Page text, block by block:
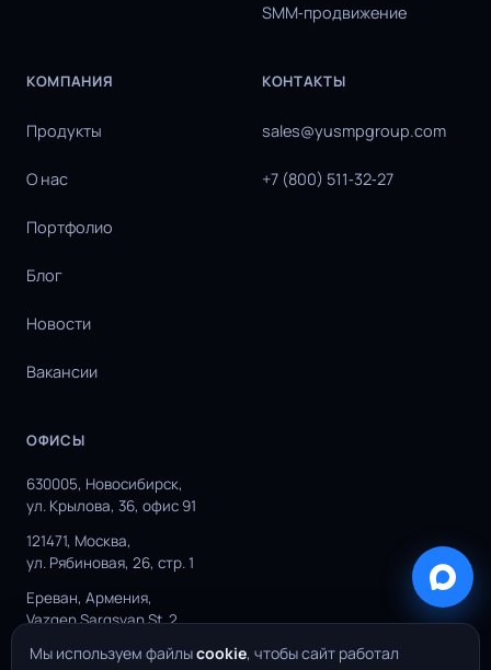
SMM‑продвижение
КОМПАНИЯ
Продукты
О нас
Портфолио
Блог
Новости
Вакансии
КОНТАКТЫ
sales@yusmpgroup.com
+7 (800) 511‑32‑27
ОФИСЫ
630005, Новосибирск,
ул. Крылова, 36, офис 91
121471, Москва,
ул. Рябиновая, 26, стр. 1
Ереван, Армения,
Vazgen Sargsyan St. 2
Мы используем файлыcookie, чтобы сайт работал